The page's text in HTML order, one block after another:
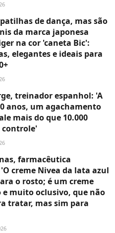
de dança, mas são
da marca japonesa
na cor 'caneta Bic':
elegantes e ideais para
treinador espanhol: 'A
anos, um agachamento
mais do que 10.000
controle'
farmacêutica
creme Nivea da lata azul
o rosto; é um creme
e muito oclusivo, que não
tratar, mas sim para